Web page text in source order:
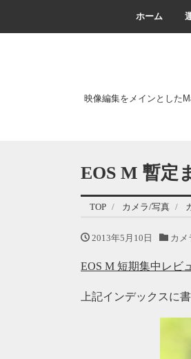
ホーム
映像編集をメインとした
EOS M 暫定
TOP カメラ/写真
2013年5月10日 カメ
EOS M 短期集中レビ
上記インデックスに